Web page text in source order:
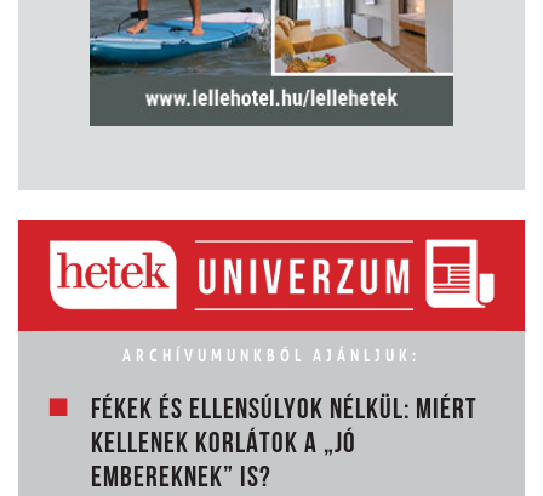
ARCHÍVUMUNKBÓL AJÁNLJUK:
FÉKEK ÉS ELLENSÚLYOK NÉLKÜL: MIÉRT
KELLENEK KORLÁTOK A „JÓ
EMBEREKNEK” IS?